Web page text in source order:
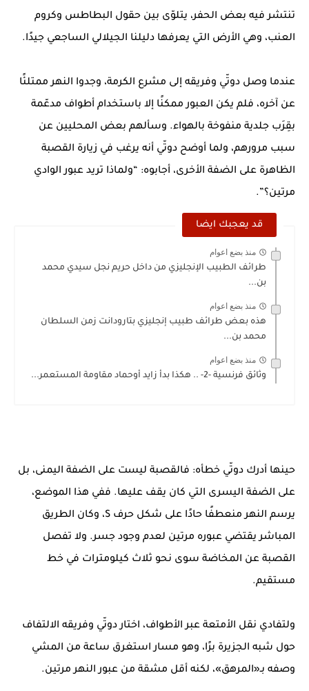
تنتشر فيه بعض الحفر، يتلوّى بين حقول البطاطس وكروم
العنب، وهي الأرض التي يعرفها دليلنا الجيلالي الساجعي جيدًا.
عندما وصل دوتّي وفريقه إلى مشرع الكرمة، وجدوا النهر ممتلئًا
عن آخره، فلم يكن العبور ممكنًا إلا باستخدام أطواف مدعّمة
بقِرَب جلدية منفوخة بالهواء. وسألهم بعض المحليين عن
سبب مرورهم، ولما أوضح دوتّي أنه يرغب في زيارة القصبة
الظاهرة على الضفة الأخرى، أجابوه: “ولماذا تريد عبور الوادي
مرتين؟”.
قد يعجبك ايضا
منذ بضع اعوام
طرائف الطبيب الإنجليزي من داخل حريم نجل سيدي محمد
بن...
منذ بضع اعوام
هذه بعض طرائف طبيب إنجليزي بتارودانت زمن السلطان
محمد بن...
منذ بضع اعوام
وثائق فرنسية -2- .. هكذا بدأ زايد أوحماد مقاومة المستعمر...
حينها أدرك دوتّي خطأه: فالقصبة ليست على الضفة اليمنى، بل
على الضفة اليسرى التي كان يقف عليها. ففي هذا الموضع،
يرسم النهر منعطفًا حادًا على شكل حرف S، وكان الطريق
المباشر يقتضي عبوره مرتين لعدم وجود جسر. ولا تفصل
القصبة عن المخاضة سوى نحو ثلاث كيلومترات في خط
مستقيم.
ولتفادي نقل الأمتعة عبر الأطواف، اختار دوتّي وفريقه الالتفاف
حول شبه الجزيرة برًا، وهو مسار استغرق ساعة من المشي
وصفه بـ«المرهق»، لكنه أقل مشقة من عبور النهر مرتين.